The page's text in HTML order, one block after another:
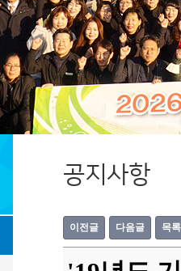
공지사항
이전글 다음글 목록